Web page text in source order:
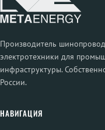
Производитель
электротехники для
инфраструктуры.
России.
НАВИГАЦИЯ